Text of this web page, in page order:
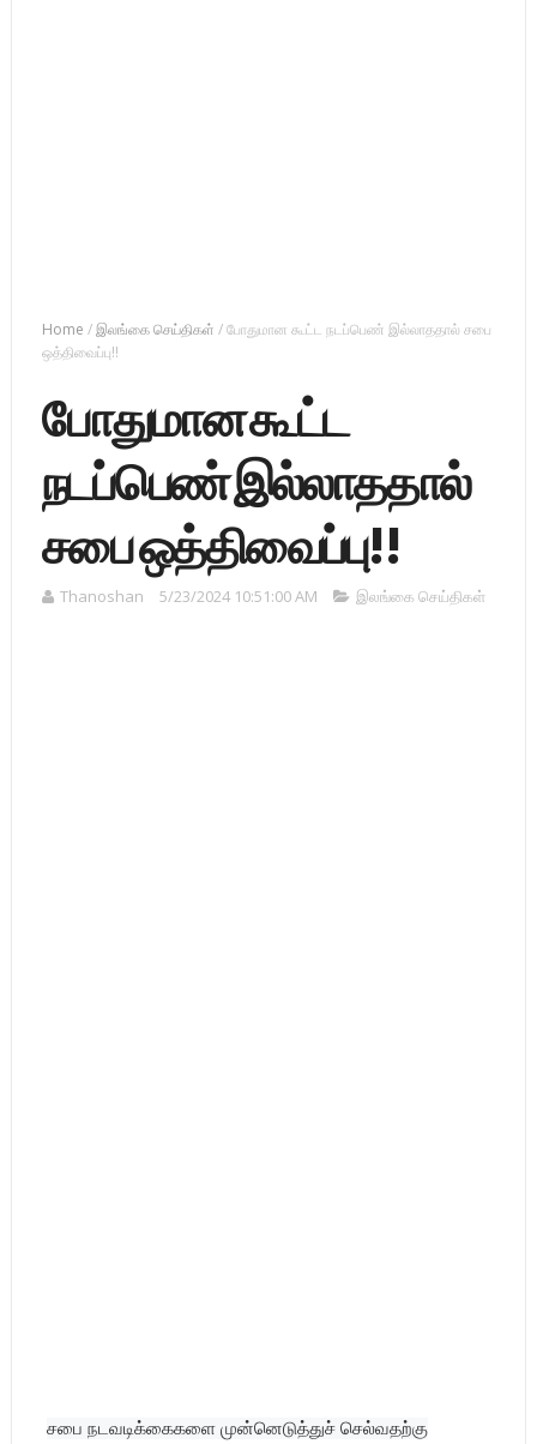
Home /இலங்கை செய்திகள் /போதுமான கூட்ட நடப்பெண் இல்லாததால் சபை
ஒத்திவைப்பு!!
போதுமான கூட்ட
நடப்பெண் இல்லாததால்
சபை ஒத்திவைப்பு!!
Thanoshan 5/23/2024 10:51:00 AM இலங்கை செய்திகள்
சபை நடவடிக்கைகளை முன்னெடுத்துச் செல்வதற்கு